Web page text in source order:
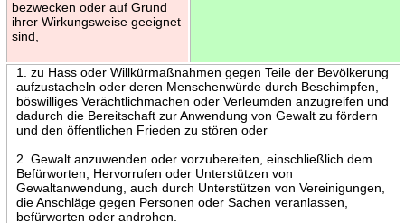
bezwecken oder auf Grund
ihrer Wirkungsweise geeignet
sind,
1. zu Hass oder Willkürmaßnahmen gegen Teile der Bevölkerung
aufzustacheln oder deren Menschenwürde durch Beschimpfen,
böswilliges Verächtlichmachen oder Verleumden anzugreifen und
dadurch die Bereitschaft zur Anwendung von Gewalt zu fördern
und den öffentlichen Frieden zu stören oder
2. Gewalt anzuwenden oder vorzubereiten, einschließlich dem
Befürworten, Hervorrufen oder Unterstützen von
Gewaltanwendung, auch durch Unterstützen von Vereinigungen,
die Anschläge gegen Personen oder Sachen veranlassen,
befürworten oder androhen.